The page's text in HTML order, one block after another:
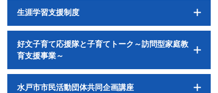
生涯学習支援制度
好文子育て応援隊と子育てトーク～訪問型家庭教
育支援事業～
水戸市市民活動団体共同企画講座